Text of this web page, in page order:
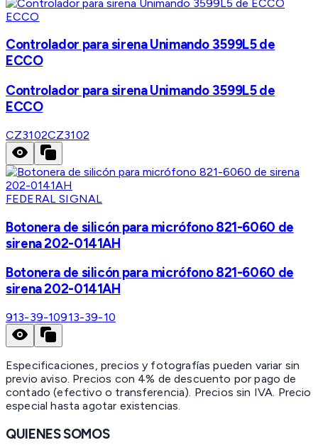
ECCO
Controlador para sirena Unimando 3599L5 de
ECCO
Controlador para sirena Unimando 3599L5 de
ECCO
CZ3102CZ3102
FEDERAL SIGNAL
Botonera de silicón para micrófono 821-6060 de
sirena 202-0141AH
Botonera de silicón para micrófono 821-6060 de
sirena 202-0141AH
913-39-10913-39-10
Especificaciones, precios y fotografías pueden variar sin
previo aviso. Precios con 4% de descuento por pago de
contado (efectivo o transferencia). Precios sin IVA. Precio
especial hasta agotar existencias.
QUIENES SOMOS